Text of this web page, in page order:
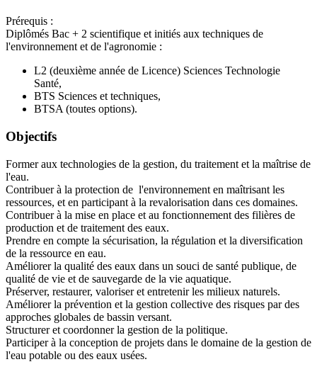
Prérequis :
Diplômés Bac + 2 scientifique et initiés aux techniques de
l'environnement et de l'agronomie :
L2 (deuxième année de Licence) Sciences Technologie
Santé,
BTS Sciences et techniques,
BTSA (toutes options).
Objectifs
Former aux technologies de la gestion, du traitement et la maîtrise de
l'eau.
Contribuer à la protection de l'environnement en maîtrisant les
ressources, et en participant à la revalorisation dans ces domaines.
Contribuer à la mise en place et au fonctionnement des filières de
production et de traitement des eaux.
Prendre en compte la sécurisation, la régulation et la diversification
de la ressource en eau.
Améliorer la qualité des eaux dans un souci de santé publique, de
qualité de vie et de sauvegarde de la vie aquatique.
Préserver, restaurer, valoriser et entretenir les milieux naturels.
Améliorer la prévention et la gestion collective des risques par des
approches globales de bassin versant.
Structurer et coordonner la gestion de la politique.
Participer à la conception de projets dans le domaine de la gestion de
l'eau potable ou des eaux usées.